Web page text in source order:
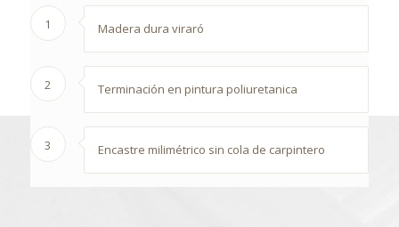
1 Madera dura viraró
2 Terminación en pintura poliuretanica
3 Encastre milimétrico sin cola de carpintero